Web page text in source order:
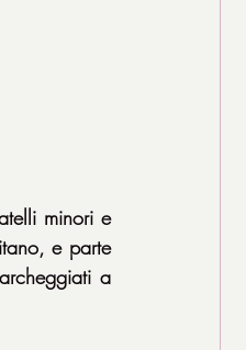
minori e
e parte
a